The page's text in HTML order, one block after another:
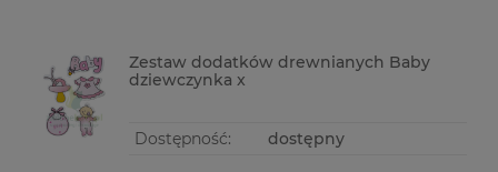
Zestaw dodatków drewnianych Baby
dziewczynka x
Dostępność: dostępny